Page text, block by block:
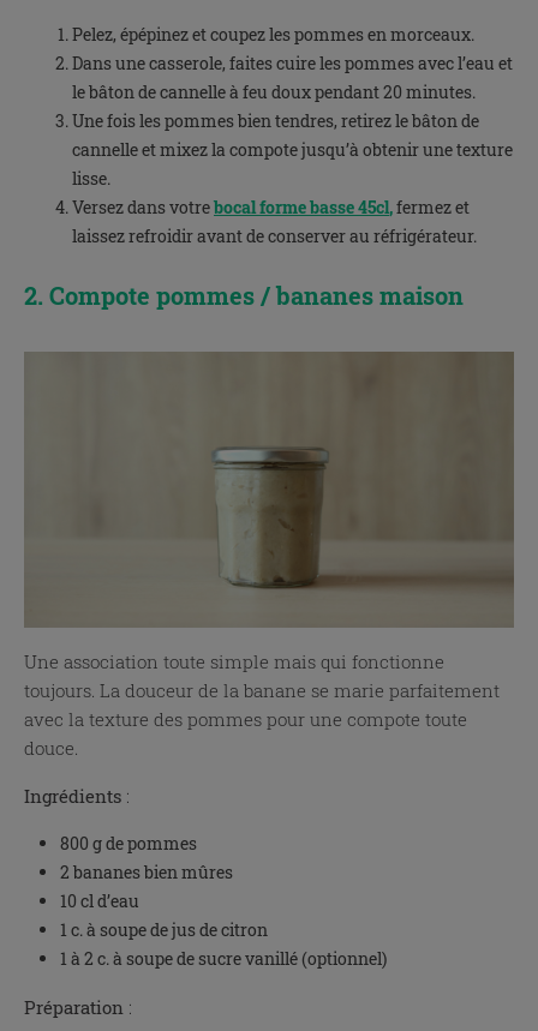
Pelez, épépinez et coupez les pommes en morceaux.
Dans une casserole, faites cuire les pommes avec l’eau et
le bâton de cannelle à feu doux pendant 20 minutes.
Une fois les pommes bien tendres, retirez le bâton de
cannelle et mixez la compote jusqu’à obtenir une texture
lisse.
Versez dans votrebocal forme basse 45cl,fermez et
laissez refroidir avant de conserver au réfrigérateur.
2. Compote pommes / bananes maison
Une association toute simple mais qui fonctionne
toujours. La douceur de la banane se marie parfaitement
avec la texture des pommes pour une compote toute
douce.
Ingrédients :
800 g de pommes
2 bananes bien mûres
10 cl d’eau
1 c. à soupe de jus de citron
1 à 2 c. à soupe de sucre vanillé (optionnel)
Préparation :